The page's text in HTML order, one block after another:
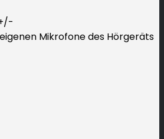
Mikrofone des Hörgeräts